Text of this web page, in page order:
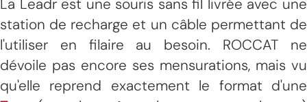
station de recharge et un câble permettant de
l'utiliser en filaire au besoin. ROCCAT ne
dévoile pas encore ses mensurations, mais vu
qu'elle reprend exactement le format d'une